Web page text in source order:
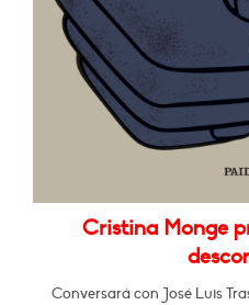
Cristina Monge
Conversará con José Luis